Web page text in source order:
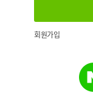
회원가입